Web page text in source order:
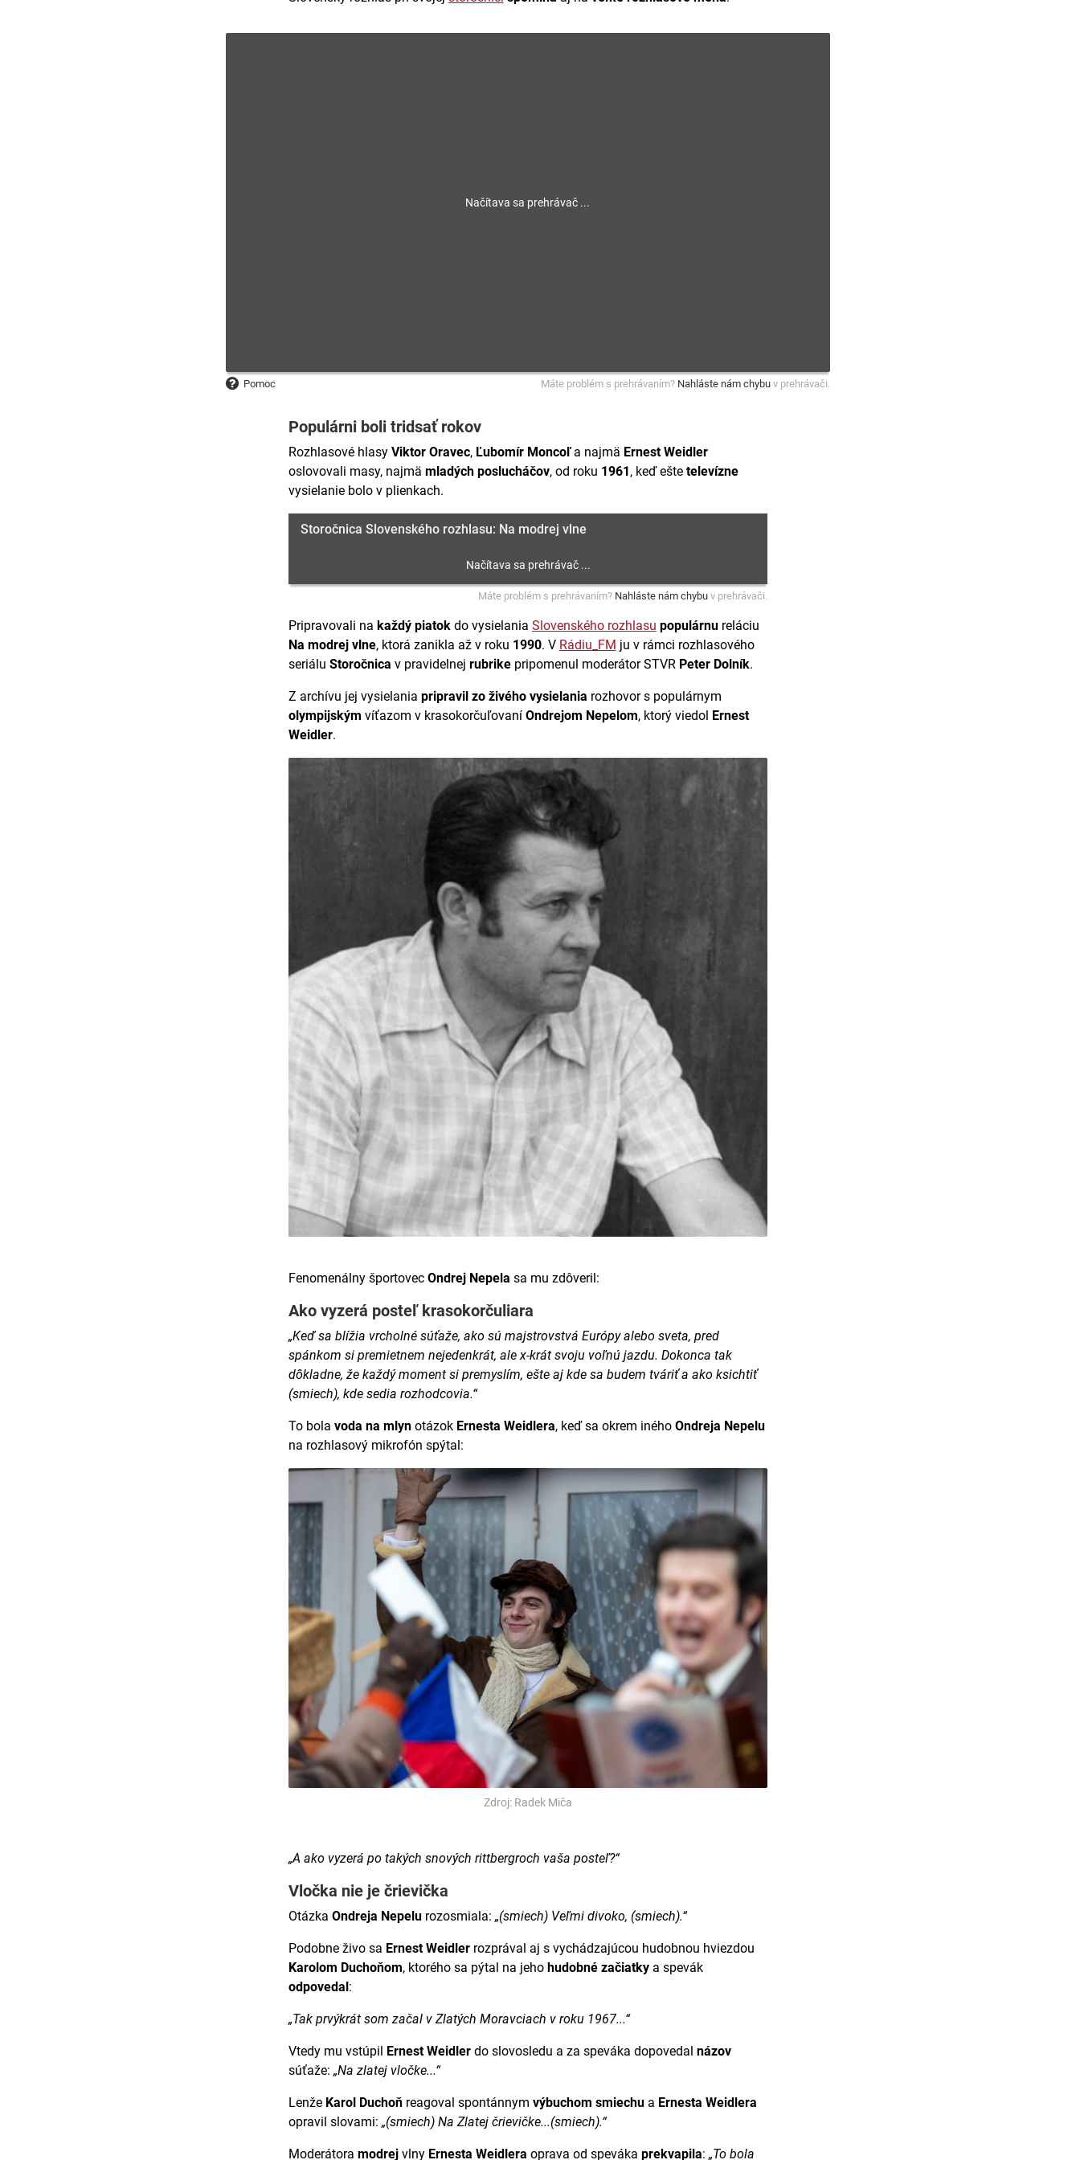
Pomoc Máte problém s prehrávaním? Nahláste nám chybuv prehrávači.
Populárni boli tridsať rokov
Rozhlasové hlasy Viktor Oravec, Ľubomír Moncoľa najmä Ernest Weidler
oslovovali masy, najmä mladých poslucháčov, od roku 1961 , keď ešte televízne
vysielanie bolo v plienkach.
Storočnica Slovenského rozhlasu: Na modrej vlne
Máte problém s prehrávaním? Nahláste nám chybu v prehrávači.
Pripravovali na každý piatokdo vysielania Slovenského rozhlasu populárnureláciu
Na modrej vlne, ktorá zanikla až v roku 1990. V Rádiu_FM ju v rámci rozhlasového
seriálu Storočnica v pravidelnej rubrikepripomenul moderátor STVR Peter Dolník.
Z archívu jej vysielania pripravil zo živého vysielania rozhovor s populárnym
olympijským víťazom v krasokorčuľovaní Ondrejom Nepelom, ktorý viedol Ernest
Weidler.
Fenomenálny športovec Ondrej Nepela sa mu zdôveril:
Ako vyzerá posteľ krasokorčuliara
„Keď sa blížia vrcholné súťaže, ako sú majstrovstvá Európy alebo sveta, pred
spánkom si premietnem nejedenkrát, ale x-krát svoju voľnú jazdu. Dokonca tak
dôkladne, že každý moment si premyslím, ešte aj kde sa budem tváriť a ako ksichtiť
(smiech), kde sedia rozhodcovia.“
To bola voda na mlynotázok Ernesta Weidlera, keď sa okrem iného Ondreja Nepelu
na rozhlasový mikrofón spýtal:
Zdroj: Radek Miča
„A ako vyzerá po takých snových rittbergroch vaša posteľ?“
Vločka nie je črievička
Otázka Ondreja Nepelurozosmiala: „(smiech) Veľmi divoko, (smiech).“
Podobne živo sa Ernest Weidlerrozprával aj s vychádzajúcou hudobnou hviezdou
Karolom Duchoňom, ktorého sa pýtal na jeho hudobné začiatkya spevák
odpovedal:
„Tak prvýkrát som začal v Zlatých Moravciach v roku 1967...“
Vtedy mu vstúpil Ernest Weidlerdo slovosledu a za speváka dopovedal názov
súťaže: „Na zlatej vločke...“
Lenže Karol Duchoňreagoval spontánnym výbuchom smiechua Ernesta Weidlera
opravil slovami: „(smiech) Na Zlatej črievičke...(smiech).“
Moderátora modrejvlny Ernesta Weidlera oprava od speváka prekvapila: „To bola